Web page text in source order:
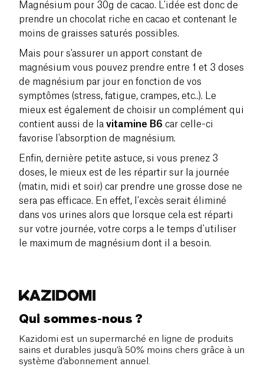
Magnésium pour 30g de cacao. L'idée est donc de
prendre un chocolat riche en cacao et contenant le
moins de graisses saturés possibles.
Mais pour s'assurer un apport constant de
magnésium vous pouvez prendre entre 1 et 3 doses
de magnésium par jour en fonction de vos
symptômes (stress, fatigue, crampes, etc..). Le
mieux est également de choisir un complément qui
contient aussi de la vitamine B6 car celle-ci
favorise l'absorption de magnésium.
Enfin, dernière petite astuce, si vous prenez 3
doses, le mieux est de les répartir sur la journée
(matin, midi et soir) car prendre une grosse dose ne
sera pas efficace. En effet, l'excès serait éliminé
dans vos urines alors que lorsque cela est réparti
sur votre journée, votre corps a le temps d'utiliser
le maximum de magnésium dont il a besoin.
Qui sommes-nous ?
Kazidomi est un supermarché en ligne de produits
sains et durables jusqu’à 50% moins chers grâce à un
système d’abonnement annuel.